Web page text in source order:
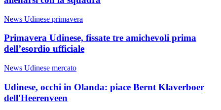
News Udinese primavera
Primavera Udinese, fissate tre amichevoli prima
dell’esordio ufficiale
News Udinese mercato
Udinese, occhi in Olanda: piace Bernt Klaverboer
dell'Heerenveen